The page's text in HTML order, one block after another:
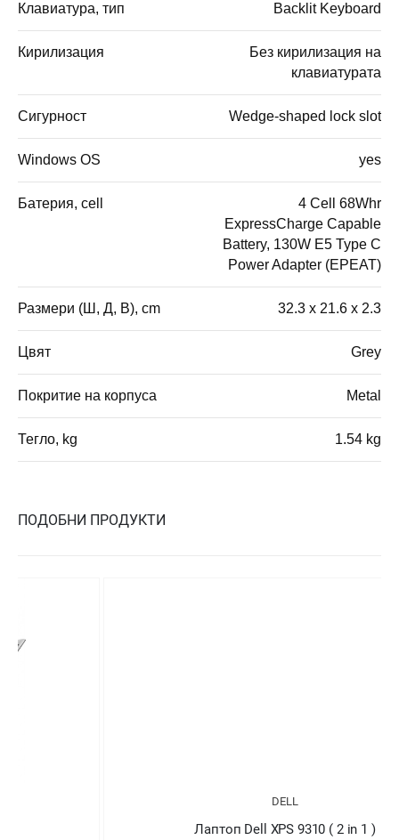
Клавиатура, тип Backlit Keyboard
Кирилизация
Без кирилизация на
клавиатурата
Сигурност Wedge-shaped lock slot
Windows OS yes
Батерия, cell
4 Cell 68Whr
ExpressCharge Capable
Battery, 130W E5 Type C
Power Adapter (EPEAT)
Размери (Ш, Д, В), cm 32.3 x 21.6 x 2.3
Цвят Grey
Покритие на корпуса Metal
Тегло, kg 1.54 kg
ПОДОБНИ ПРОДУКТИ
Лаптоп Dell XPS 9310 ( 2 in 1 )